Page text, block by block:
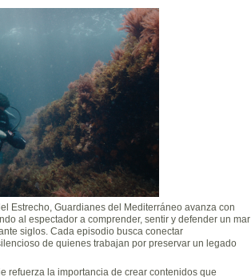
Estrecho, Guardianes del Mediterráneo avanza con
al espectador a comprender, sentir y defender un mar
siglos. Cada episodio busca conectar
de quienes trabajan por preservar un legado
refuerza la importancia de crear contenidos que